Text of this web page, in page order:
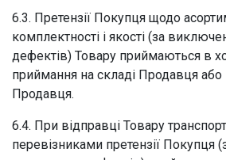
6.3. Претензії Покупця щодо
комплектності і якості (за
дефектів) Товару приймаються в
приймання на складі Продавця або
Продавця.
6.4. При відправці Товару
перевізниками претензії Покупця